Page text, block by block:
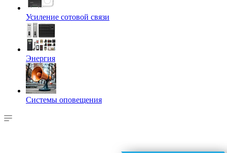
Усиление сотовой связи
Энергия
Системы оповещения